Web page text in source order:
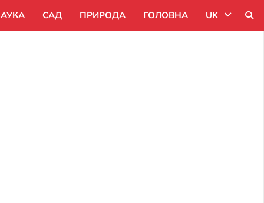
САД ПРИРОДА ГОЛОВНА UK